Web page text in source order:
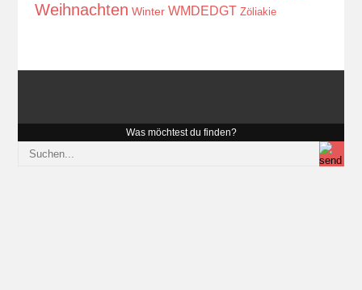
Weihnachten Winter WMDEDGT Zöliakie
Was möchtest du finden?